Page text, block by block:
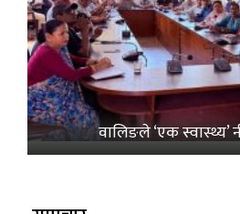
वालिङले ‘एक स्वास्थ्य’